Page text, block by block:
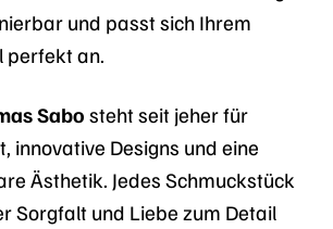
und passt sich Ihrem
perfekt an.
Sabo steht seit jeher für
innovative Designs und eine
Ästhetik. Jedes Schmuckstück
Sorgfalt und Liebe zum Detail